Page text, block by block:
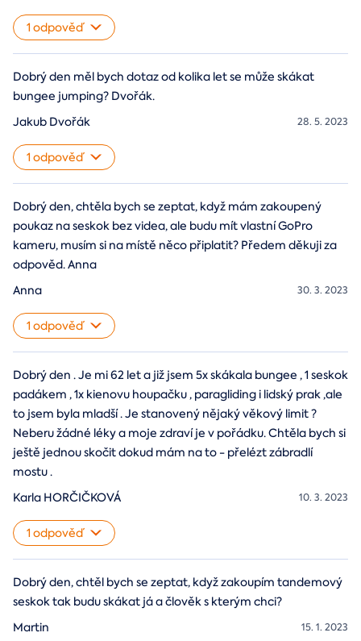
1 odpověď
Dobrý den měl bych dotaz od kolika let se může skákat
bungee jumping? Dvořák.
28. 5. 2023
Jakub Dvořák
1 odpověď
Dobrý den, chtěla bych se zeptat, když mám zakoupený
poukaz na seskok bez videa, ale budu mít vlastní GoPro
kameru, musím si na místě něco připlatit? Předem děkuji za
odpověd. Anna
30. 3. 2023
Anna
1 odpověď
Dobrý den . Je mi 62 let a již jsem 5x skákala bungee , 1 seskok
padákem , 1x kienovu houpačku , paragliding i lidský prak ,ale
to jsem byla mladší . Je stanovený nějaký věkový limit ?
Neberu žádné léky a moje zdraví je v pořádku. Chtěla bych si
ještě jednou skočit dokud mám na to - přelézt zábradlí
mostu .
10. 3. 2023
Karla HORČIČKOVÁ
1 odpověď
Dobrý den, chtěl bych se zeptat, když zakoupím tandemový
seskok tak budu skákat já a člověk s kterým chci?
15. 1. 2023
Martin